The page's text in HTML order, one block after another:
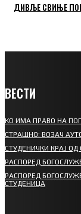
ДИВЉЕ СВИЊЕ
ВЕСТИ
КО ИМА ПРАВО НА
СТРАШНО: ВОЗАЧ
СТУДЕНИЧКИ КРАЈ ОД
РАСПОРЕД
РАСПОРЕД
СТУДЕНИЦА